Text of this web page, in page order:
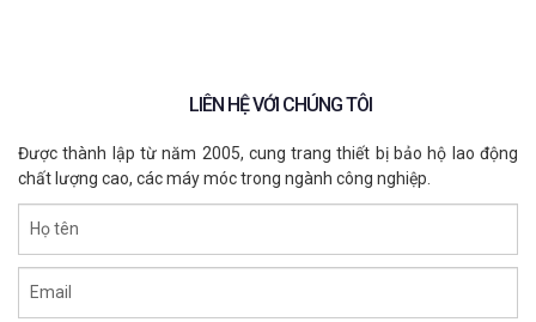
LIÊN HỆ VỚI CHÚNG TÔI
Được thành lập từ năm 2005, cung trang thiết bị bảo hộ lao động
chất lượng cao, các máy móc trong ngành công nghiệp.
Họ tên
Email